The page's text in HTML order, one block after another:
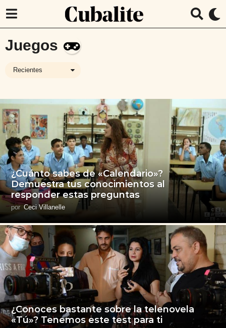
Juegos
Recientes
¿Cuánto sabes de «Calendario»?
Demuestra tus conocimientos al
responder estas preguntas
por Ceci Villanelle
¿Conoces bastante sobre la telenovela
«Tú»? Tenemos este test para ti